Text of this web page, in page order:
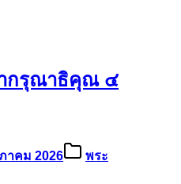
กรุณาธิคุณ ๔
าคม 2026
พระ